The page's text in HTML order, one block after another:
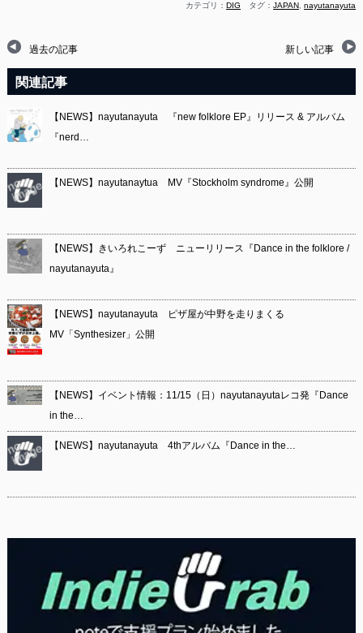
カテゴリ： DIG タグ：JAPAN,nayutanayuta
過去の記事 新しい記事
関連記事
【NEWS】nayutanayuta 『new folklore EP』リリース & アルバム
『nerd…
【NEWS】nayutanaytua MV『Stockholm syndrome』公開
【NEWS】きいろれこーず ニューリリース『Dance in the folklore /
nayutanayuta』
【NEWS】nayutanayuta ピザ屋が中野を走りまくる
MV「Synthesizer」公開
【NEWS】イベント情報：11/15（日）nayutanayutaレコ発『Dance
in the…
【NEWS】nayutanayuta 4thアルバム『Dance in the…